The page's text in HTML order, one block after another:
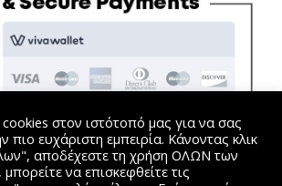
στον ιστότοπό μας για να σας
πιο ευχάριστη εμπειρία. Κάνοντας κλικ
αποδέχεστε τη χρήση ΟΛΩΝ των
να επισκεφθείτε τις